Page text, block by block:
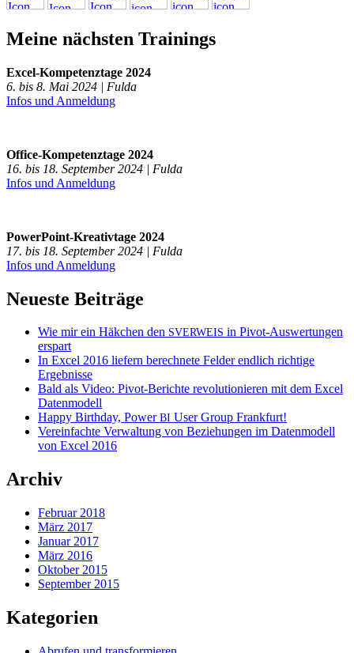
Meine nächsten Trainings
Excel-Kompetenztage 2024
6. bis 8. Mai 2024 | Fulda
Infos und Anmeldung
Office-Kompetenztage 2024
16. bis 18. September 2024 | Fulda
Infos und Anmeldung
PowerPoint-Kreativtage 2024
17. bis 18. September 2024 | Fulda
Infos und Anmeldung
Neueste Beiträge
Wie mir ein Häkchen den SVERWEIS in Pivot-Auswertungen
erspart
In Excel 2016 liefern berechnete Felder endlich richtige
Ergebnisse
Bald als Video: Pivot-Berichte revolutionieren mit dem Excel
Datenmodell
Happy Birthday, PowerBI User Group Frankfurt!
Vereinfachte Verwaltung von Beziehungen im Datenmodell
von Excel 2016
Archiv
Februar 2018
März 2017
Januar 2017
März 2016
Oktober 2015
September 2015
Kategorien